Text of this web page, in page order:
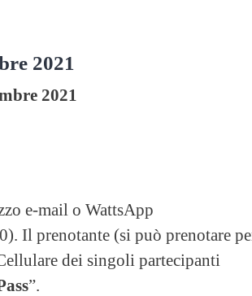
2021
2021
e-mail o WattsApp
Il prenotante (si può prenotare
dei singoli partecipanti
”.